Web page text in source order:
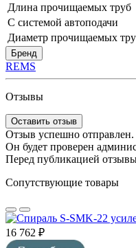
Длина прочищаемых труб
С системой автоподачи
Диаметр прочищаемых
Бренд
REMS
Отзывы
Оставить отзыв
Отзыв успешно отправлен.
Он будет проверен
Перед публикацией
Сопутствующие товары
16 762 ₽